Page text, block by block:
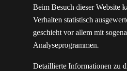
Beim Besuch dieser Website
Verhalten statistisch
geschieht vor allem mit
Analyseprogrammen.
Detaillierte Informationen zu